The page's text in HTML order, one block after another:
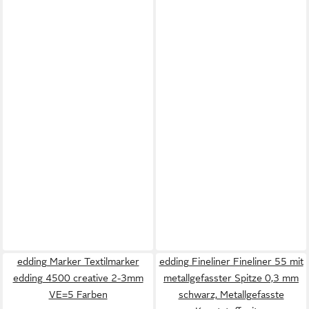
edding Marker Textilmarker
edding 4500 creative 2-3mm
VE=5 Farben
edding Fineliner Fineliner 55 mit
metallgefasster Spitze 0,3 mm
schwarz, Metallgefasste